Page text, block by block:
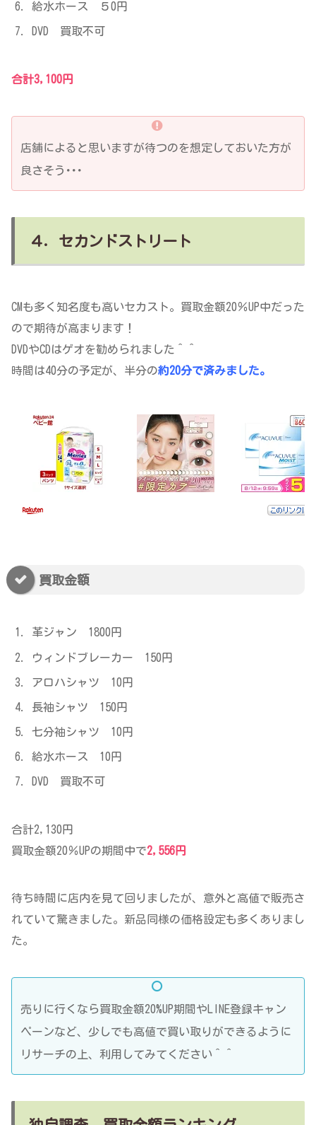
給水ホース ５0円
DVD 買取不可
合計3,100円
店舗によると思いますが待つのを想定しておいた方が
良さそう･･･
４．セカンドストリート
CMも多く知名度も高いセカスト。買取金額20％UP中だった
ので期待が高まります！
DVDやCDはゲオを勧められました＾＾
時間は40分の予定が、半分の約20分で済みました。
買取金額
革ジャン 1800円
ウィンドブレーカー 150円
アロハシャツ 10円
長袖シャツ 150円
七分袖シャツ 10円
給水ホース 10円
DVD 買取不可
合計2,130円
買取金額20％UPの期間中で2,556円
待ち時間に店内を見て回りましたが、意外と高値で販売さ
れていて驚きました。新品同様の価格設定も多くありまし
た。
売りに行くなら買取金額20%UP期間やLINE登録キャン
ペーンなど、少しでも高値で買い取りができるように
リサーチの上、利用してみてください＾＾